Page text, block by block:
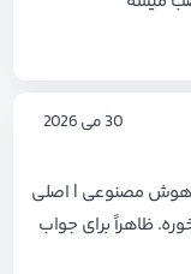
30 می 2026
از خوندن مقاله دانلود آهنگ Ey Dilo Xer Hati̇ هوش مصنوعی | اصلی
ظاهراً برای جواب